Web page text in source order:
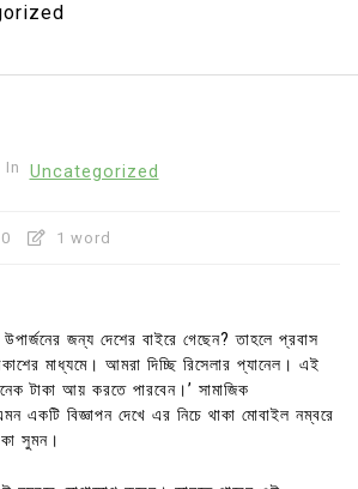
In Uncategorized
0 1 word
জন্য দেশের বাইরে গেছেন? তাহলে প্রবাস
মাধ্যমে। আমরা দিচ্ছি রিসেলার প্যানেল। এই
টাকা আয় করতে পারবেন।’ সামাজিক
একটি বিজ্ঞাপন দেখে এর নিচে থাকা মোবাইল নম্বরে
সুমন।